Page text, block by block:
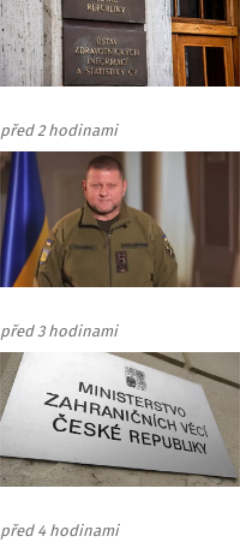
před 2 hodinami
před 3 hodinami
před 4 hodinami